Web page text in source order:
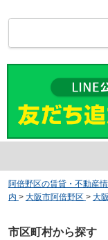
阿倍野区の賃貸・不動産
内 > 大阪市阿倍野区 > 大
市区町村から探す